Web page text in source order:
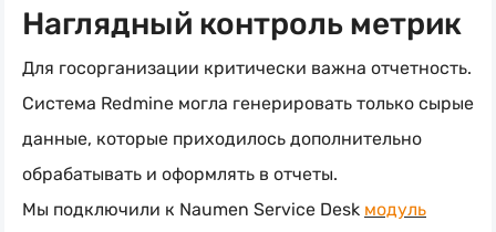
Наглядный контроль метрик
Для госорганизации критически важна отчетность.
Система Redmine могла генерировать только сырые
данные, которые приходилось дополнительно
обрабатывать и оформлять в отчеты.
Мы подключили к Naumen Service Desk модуль